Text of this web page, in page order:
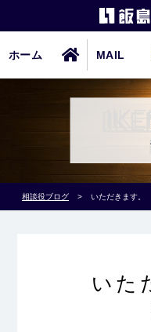
ホーム MAIL
相談役ブログ > いただきます。
いた